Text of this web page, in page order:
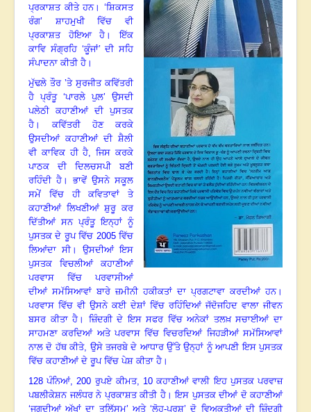
ਪ੍ਰਕਾਸ਼ਤ ਕੀਤੇ ਹਨ।‘ਸ਼ਿਕਸਤ
ਰੰਗ’ ਸ਼ਾਹਮੁਖੀ ਵਿੱਚ ਵੀ
ਪ੍ਰਕਾਸ਼ਤ ਹੋਇਆ ਹੈ ।ਇੱਕ
ਕਾਵਿ ਸੰਗ੍ਰਹਿ ‘ਕੂੰਜਾਂ’ ਦੀ ਸਹਿ
ਸੰਪਾਦਨਾ ਕੀਤੀ ਹੈ ।
ਮੁੱਢਲੇ ਤੌਰ ’ਤੇ ਸੁਰਜੀਤ ਕਵਿੱਤਰੀ
ਹੈ ਪ੍ਰੰਤੂ ‘ਪਾਰਲੇ ਪੁਲ’ ਉਸਦੀ
ਪਲੇਠੀ ਕਹਾਣੀਆਂ ਦੀ ਪੁਸਤਕ
ਹੈ । ਕਵਿੱਤਰੀ ਹੋਣ ਕਰਕੇ
ਉਸਦੀਆਂ ਕਹਾਣੀਆਂ ਦੀ ਸ਼ੈਲੀ
ਵੀ ਕਾਵਿਕ ਹੀ ਹੈ, ਜਿਸ ਕਰਕੇ
ਪਾਠਕ ਦੀ ਦਿਲਚਸਪੀ ਬਣੀ
ਰਹਿੰਦੀ ਹੈ । ਭਾਵੇਂ ਉਸਨੇ ਸਕੂਲ
ਸਮੇਂ ਵਿੱਚ ਹੀ ਕਵਿਤਾਵਾਂ ਤੇ
ਕਹਾਣੀਆਂ ਲਿਖਣੀਆਂ ਸ਼ੁਰੂ ਕਰ
ਦਿੱਤੀਆਂ ਸਨ ਪ੍ਰੰਤੂ ਇਨ੍ਹਾਂ ਨੂੰ
ਪੁਸਤਕ ਦੇ ਰੂਪ ਵਿੱਚ 2005 ਵਿੱਚ
ਲਿਆਂਦਾ ਸੀ। ਉਸਦੀਆਂ ਇਸ
ਪੁਸਤਕ ਵਿਚਲੀਆਂ ਕਹਾਣੀਆਂ
ਪਰਵਾਸ ਵਿੱਚ ਪਰਵਾਸੀਆਂ
ਦੀਆਂ ਸਮੱਸਿਆਵਾਂ ਬਾਰੇ ਜ਼ਮੀਨੀ ਹਕੀਕਤਾਂ ਦਾ ਪ੍ਰਗਟਾਵਾ ਕਰਦੀਆਂ ਹਨ।
ਪਰਵਾਸ ਵਿੱਚ ਵੀ ਉਸਨੇ ਕਈ ਦੇਸ਼ਾਂ ਵਿੱਚ ਰਹਿੰਦਿਆਂ ਜੱਦੋਜਹਿਦ ਵਾਲਾ ਜੀਵਨ
ਬਸਰ ਕੀਤਾ ਹੈ । ਜ਼ਿੰਦਗੀ ਦੇ ਇਸ ਸਫਰ ਵਿੱਚ ਅਨੇਕਾਂ ਤਲਖ਼ ਸਚਾਈਆਂ ਦਾ
ਸਾਹਮਣਾ ਕਰਦਿਆਂ ਅਤੇ ਪਰਵਾਸ ਵਿੱਚ ਵਿਚਰਦਿਆਂ ਜਿਹੜੀਆਂ ਸਮੱਸਿਆਵਾਂ
ਨਾਲ ਦੋ ਹੱਥ ਕੀਤੇ, ਉਸੇ ਤਜਰਬੇ ਦੇ ਆਧਾਰ ਉੱਤੇ ਉਨ੍ਹਾਂ ਨੂੰ ਆਪਣੀ ਇਸ ਪੁਸਤਕ
ਵਿੱਚ ਕਹਾਣੀਆਂ ਦੇ ਰੂਪ ਵਿੱਚ ਪੇਸ਼ ਕੀਤਾ ਹੈ ।
128 ਪੰਨਿਆਂ, 200 ਰੁਪਏ ਕੀਮਤ, 10 ਕਹਾਣੀਆਂ ਵਾਲੀ ਇਹ ਪੁਸਤਕ ਪਰਵਾਜ਼
ਪਬਲੀਕੇਸ਼ਨ ਜਲੰਧਰ ਨੇ ਪ੍ਰਕਾਸ਼ਤ ਕੀਤੀ ਹੈ।ਇਸ ਪੁਸਤਕ ਦੀਆਂ ਦੋ ਕਹਾਣੀਆਂ
‘ਜਗਦੀਆਂ ਅੱਖਾਂ ਦਾ ਤਲਿੱਸਮ’ ਅਤੇ ‘ਲੋਹ-ਪੁਰਸ਼’ ਦੋ ਵਿਅਕਤੀਆਂ ਦੀ ਜ਼ਿੰਦਗੀ